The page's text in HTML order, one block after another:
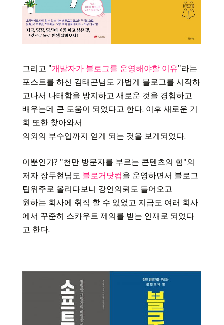
그리고 "개발자가 블로그를 운영해야할 이유"라는
포스트를 하신 김태곤님도 가볍게 블로그를 시작하
고나서 나태함을 방지하고 새로운 것을 경험하고
배우는데 큰 도움이 되었다고 한다. 이후 새로운 기
회 또한 찾아와서
의외의 부수입까지 얻게 되는 것을 보게되었다.
이뿐인가? "천만 방문자를 부르는 콘텐츠의 힘"의
저자 장두현님도 블로거닷컴을 운영하면서 블로그
팁위주로 올리다보니 강연의뢰도 들어오고
원하는 회사에 취직 할 수 있었고 지금도 여러 회사
에서 꾸준히 스카우트 제의를 받는 인재로 되었다
고 한다.